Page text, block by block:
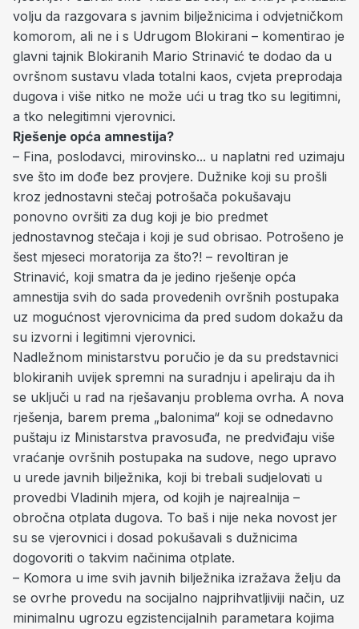
volju da razgovara s javnim bilježnicima i odvjetničkom
komorom, ali ne i s Udrugom Blokirani – komentirao je
glavni tajnik Blokiranih Mario Strinavić te dodao da u
ovršnom sustavu vlada totalni kaos, cvjeta preprodaja
dugova i više nitko ne može ući u trag tko su legitimni,
a tko nelegitimni vjerovnici.
Rješenje opća amnestija?
– Fina, poslodavci, mirovinsko... u naplatni red uzimaju
sve što im dođe bez provjere. Dužnike koji su prošli
kroz jednostavni stečaj potrošača pokušavaju
ponovno ovršiti za dug koji je bio predmet
jednostavnog stečaja i koji je sud obrisao. Potrošeno je
šest mjeseci moratorija za što?! – revoltiran je
Strinavić, koji smatra da je jedino rješenje opća
amnestija svih do sada provedenih ovršnih postupaka
uz mogućnost vjerovnicima da pred sudom dokažu da
su izvorni i legitimni vjerovnici.
Nadležnom ministarstvu poručio je da su predstavnici
blokiranih uvijek spremni na suradnju i apeliraju da ih
se uključi u rad na rješavanju problema ovrha. A nova
rješenja, barem prema „balonima“ koji se odnedavno
puštaju iz Ministarstva pravosuđa, ne predviđaju više
vraćanje ovršnih postupaka na sudove, nego upravo
u urede javnih bilježnika, koji bi trebali sudjelovati u
provedbi Vladinih mjera, od kojih je najrealnija –
obročna otplata dugova. To baš i nije neka novost jer
su se vjerovnici i dosad pokušavali s dužnicima
dogovoriti o takvim načinima otplate.
– Komora u ime svih javnih bilježnika izražava želju da
se ovrhe provedu na socijalno najprihvatljiviji način, uz
minimalnu ugrozu egzistencijalnih parametara kojima